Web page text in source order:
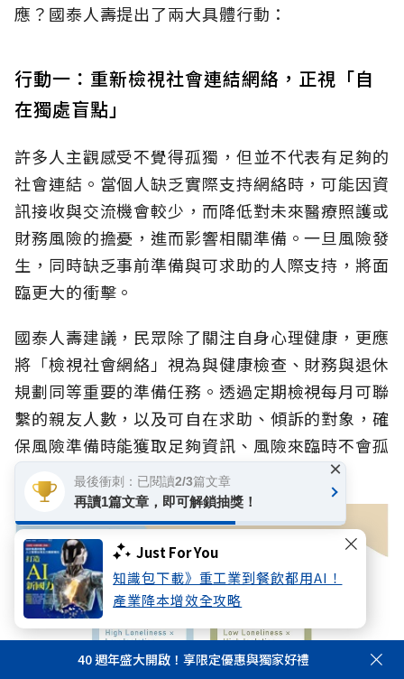
Just For You
知識包下載》重工業到餐飲都用AI！
產業降本增效全攻略
應？國泰人壽提出了兩大具體行動：
行動一：重新檢視社會連結網絡，正視「自
在獨處盲點」
許多人主觀感受不覺得孤獨，但並不代表有足夠的
社會連結。當個人缺乏實際支持網絡時，可能因資
訊接收與交流機會較少，而降低對未來醫療照護或
財務風險的擔憂，進而影響相關準備。一旦風險發
生，同時缺乏事前準備與可求助的人際支持，將面
臨更大的衝擊。
國泰人壽建議，民眾除了關注自身心理健康，更應
將「檢視社會網絡」視為與健康檢查、財務與退休
規劃同等重要的準備任務。透過定期檢視每月可聯
繫的親友人數，以及可自在求助、傾訴的對象，確
保風險準備時能獲取足夠資訊、風險來臨時不會孤
立無援。
40 週年盛大開啟！享限定優惠與獨家好禮
最後衝刺：已閱讀2/3篇文章
再讀1篇文章，即可解鎖抽獎！
×